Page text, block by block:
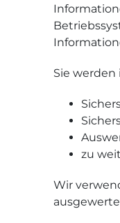
Sie
zu
Wir